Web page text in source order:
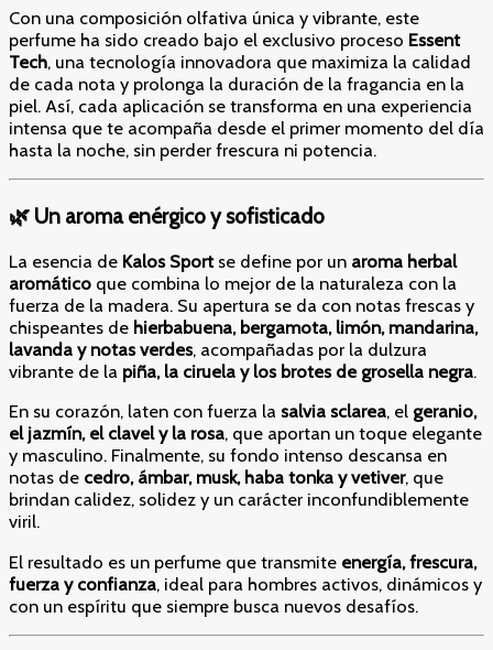
Con una composición olfativa única y vibrante, este
perfume ha sido creado bajo el exclusivo proceso Essent
Tech, una tecnología innovadora que maximiza la calidad
de cada nota y prolonga la duración de la fragancia en la
piel. Así, cada aplicación se transforma en una experiencia
intensa que te acompaña desde el primer momento del día
hasta la noche, sin perder frescura ni potencia.
🌿 Un aroma enérgico y sofisticado
La esencia de Kalos Sportse define por un aroma herbal
aromático que combina lo mejor de la naturaleza con la
fuerza de la madera. Su apertura se da con notas frescas y
chispeantes de hierbabuena, bergamota, limón, mandarina,
lavanda y notas verdes, acompañadas por la dulzura
vibrante de la piña, la ciruela y los brotes de grosella negra.
En su corazón, laten con fuerza la salvia sclarea, el geranio,
el jazmín, el clavel y la rosa, que aportan un toque elegante
y masculino. Finalmente, su fondo intenso descansa en
notas de cedro, ámbar, musk, haba tonka y vetiver, que
brindan calidez, solidez y un carácter inconfundiblemente
viril.
El resultado es un perfume que transmite energía, frescura,
fuerza y confianza, ideal para hombres activos, dinámicos y
con un espíritu que siempre busca nuevos desafíos.